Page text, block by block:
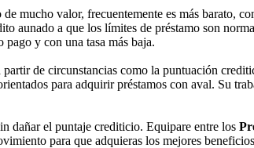
mucho valor, frecuentemente es más barato,
aunado a que los límites de préstamo son
y con una tasa más baja.
partir de circunstancias como la puntuación
para adquirir préstamos con aval. Su
dañar el puntaje crediticio. Equipare entre los
para que adquieras los mejores